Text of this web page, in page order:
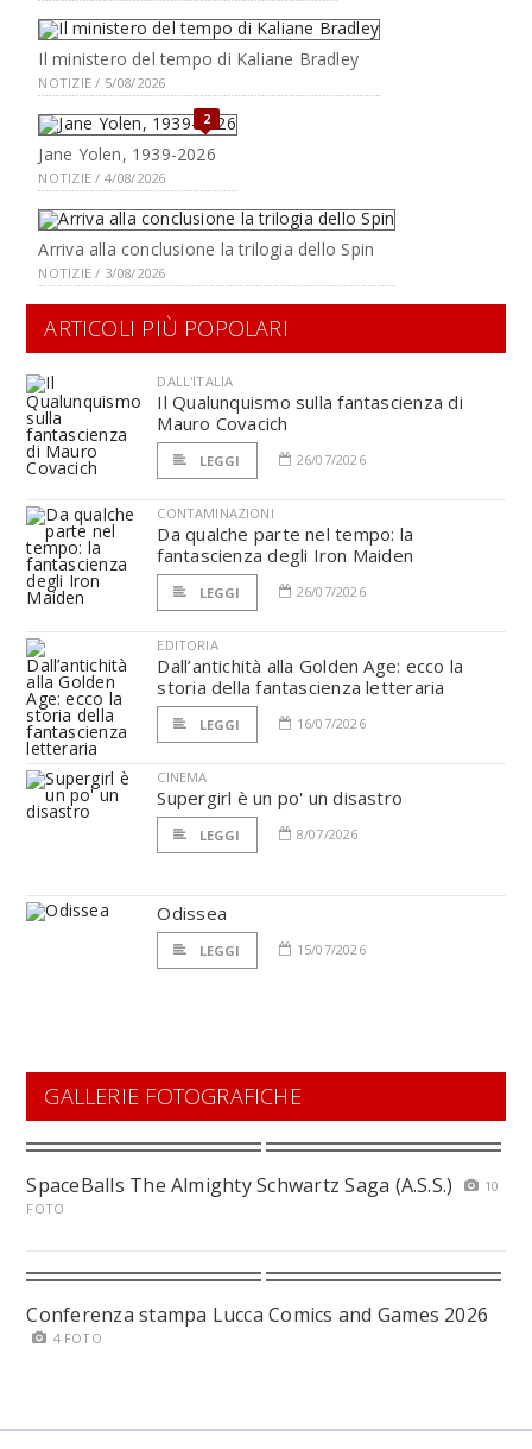
Il ministero del tempo di Kaliane Bradley
NOTIZIE / 5/08/2026
2
Jane Yolen, 1939-2026
NOTIZIE / 4/08/2026
Arriva alla conclusione la trilogia dello Spin
NOTIZIE / 3/08/2026
ARTICOLI PIÙ POPOLARI
DALL'ITALIA
Il Qualunquismo sulla fantascienza di
Mauro Covacich
LEGGI 26/07/2026
CONTAMINAZIONI
Da qualche parte nel tempo: la
fantascienza degli Iron Maiden
LEGGI 26/07/2026
EDITORIA
Dall’antichità alla Golden Age: ecco la
storia della fantascienza letteraria
LEGGI 16/07/2026
CINEMA
Supergirl è un po' un disastro
LEGGI 8/07/2026
Odissea
LEGGI 15/07/2026
GALLERIE FOTOGRAFICHE
SpaceBalls The Almighty Schwartz Saga (A.S.S.)
10
FOTO
Conferenza stampa Lucca Comics and Games 2026
4 FOTO